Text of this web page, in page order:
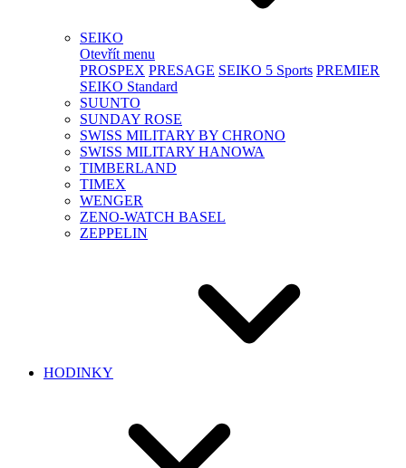
SEIKO
Otevřít menu
PROSPEX PRESAGE SEIKO 5 Sports PREMIER
SEIKO Standard
SUUNTO
SUNDAY ROSE
SWISS MILITARY BY CHRONO
SWISS MILITARY HANOWA
TIMBERLAND
TIMEX
WENGER
ZENO-WATCH BASEL
ZEPPELIN
HODINKY